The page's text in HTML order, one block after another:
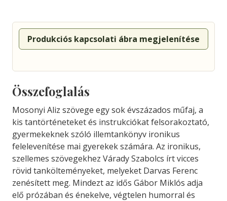
Produkciós kapcsolati ábra megjelenítése
Összefoglalás
Mosonyi Aliz szövege egy sok évszázados műfaj, a
kis tantörténeteket és instrukciókat felsorakoztató,
gyermekeknek szóló illemtankönyv ironikus
felelevenítése mai gyerekek számára. Az ironikus,
szellemes szövegekhez Várady Szabolcs írt vicces
rövid tankölteményeket, melyeket Darvas Ferenc
zenésített meg. Mindezt az idős Gábor Miklós adja
elő prózában és énekelve, végtelen humorral és